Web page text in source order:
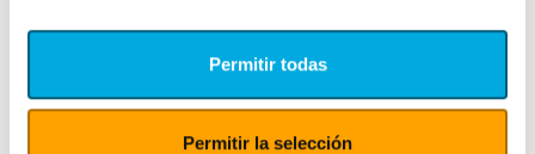
Permitir todas
Permitir la selección